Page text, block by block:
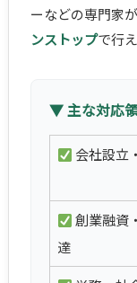
ーなどの専門家
ンストップで行
▼ 主な対応
会社設立
創業融資
達